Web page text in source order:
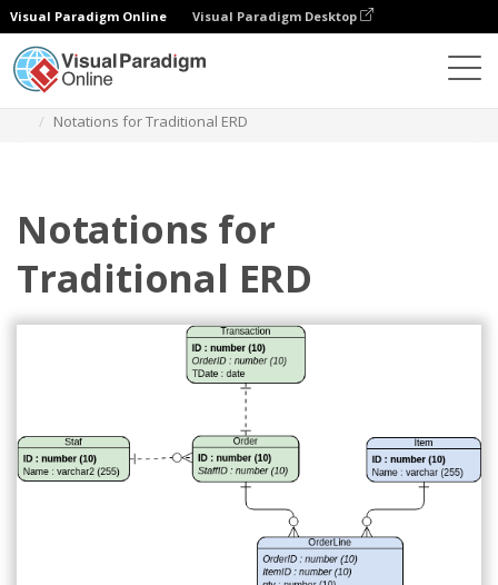
Visual Paradigm Online Visual Paradigm Desktop
Notations for Traditional ERD
Notations for
Traditional ERD